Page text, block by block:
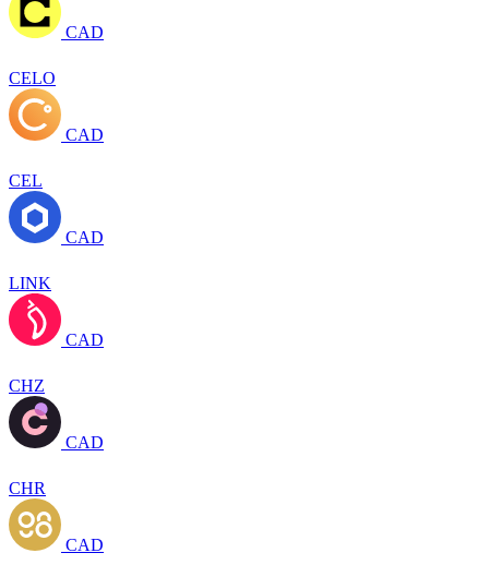
CAD
CELO
CAD
CEL
CAD
LINK
CAD
CHZ
CAD
CHR
CAD